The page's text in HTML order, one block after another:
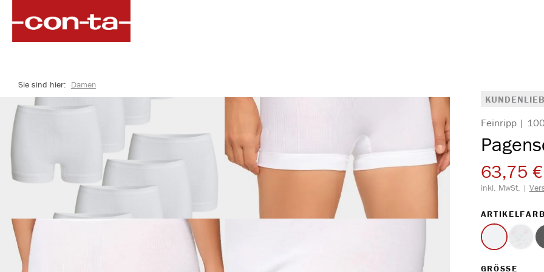
Zur Hauptnavigation springen
Sie sind hier: Damen
Feinripp |
63,75 €
inkl. MwSt. |
weiss Druck
GRÖSSE